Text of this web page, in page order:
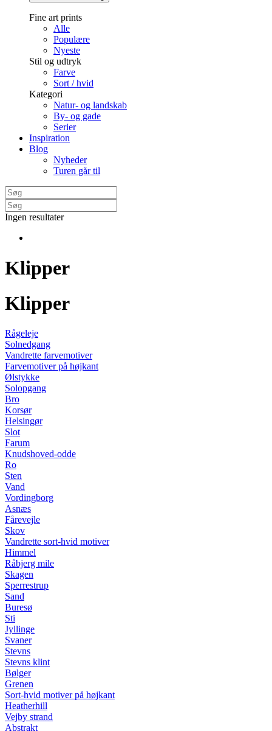
Fine art prints
Alle
Populære
Nyeste
Stil og udtryk
Farve
Sort / hvid
Kategori
Natur- og landskab
By- og gade
Serier
Inspiration
Blog
Nyheder
Turen går til
Ingen resultater
Klipper
Klipper
Rågeleje
Solnedgang
Vandrette farvemotiver
Farvemotiver på højkant
Ølstykke
Solopgang
Bro
Korsør
Helsingør
Slot
Farum
Knudshoved-odde
Ro
Sten
Vand
Vordingborg
Asnæs
Fårevejle
Skov
Vandrette sort-hvid motiver
Himmel
Råbjerg mile
Skagen
Sperrestrup
Sand
Buresø
Sti
Jyllinge
Svaner
Stevns
Stevns klint
Bølger
Grenen
Sort-hvid motiver på højkant
Heatherhill
Vejby strand
Abstrakt